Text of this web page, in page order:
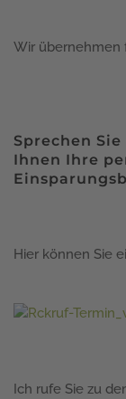
Wir übernehmen
Sprechen
Ihnen Ihre
Hier können Sie
Ich rufe Sie zu